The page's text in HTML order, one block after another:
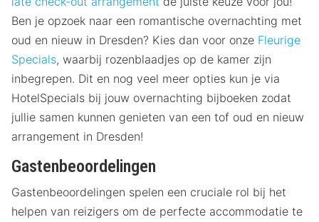
Ben je opzoek naar een romantische overnachting met
oud en nieuw in Dresden? Kies dan voor onze Fleurige
Specials, waarbij rozenblaadjes op de kamer zijn
inbegrepen. Dit en nog veel meer opties kun je via
HotelSpecials bij jouw overnachting bijboeken zodat
jullie samen kunnen genieten van een tof oud en nieuw
arrangement in Dresden!
Gastenbeoordelingen
Gastenbeoordelingen spelen een cruciale rol bij het
helpen van reizigers om de perfecte accommodatie te